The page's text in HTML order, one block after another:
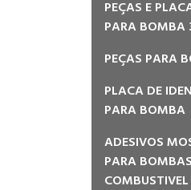
PEÇAS E
PARA BOMBA
PEÇAS PARA
PLACA DE
PARA BOMBA
ADESIVOS
PARA
COMBUSTIVEL